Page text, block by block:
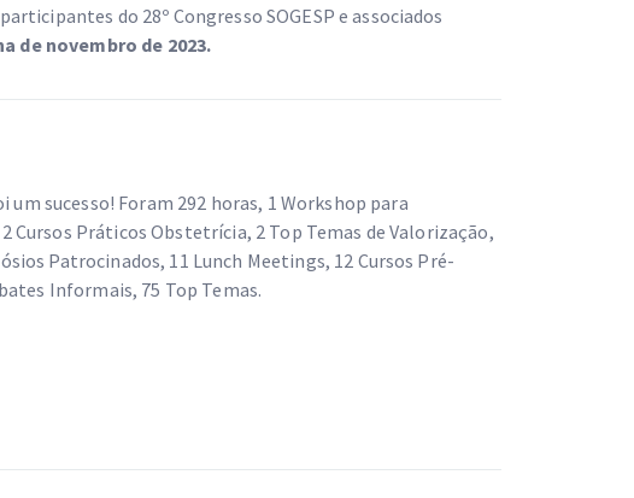
do 28º Congresso SOGESP e associados
de novembro de 2023.
sucesso! Foram 292 horas, 1 Workshop para
Cursos Práticos Obstetrícia, 2 Top Temas de Valorização,
Patrocinados, 11 Lunch Meetings, 12 Cursos Pré-
Informais, 75 Top Temas.